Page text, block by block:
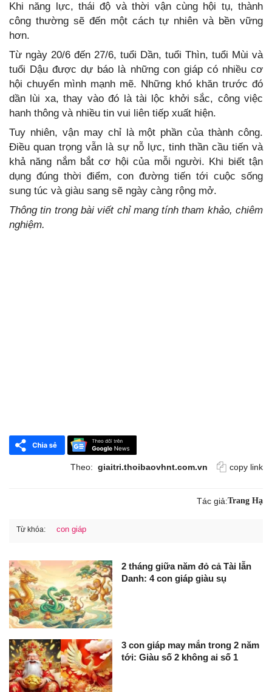
Khi năng lực, thái độ và thời vận cùng hội tụ, thành
công thường sẽ đến một cách tự nhiên và bền vững
hơn.
Từ ngày 20/6 đến 27/6, tuổi Dần, tuổi Thìn, tuổi Mùi và
tuổi Dậu được dự báo là những con giáp có nhiều cơ
hội chuyển mình mạnh mẽ. Những khó khăn trước đó
dần lùi xa, thay vào đó là tài lộc khởi sắc, công việc
hanh thông và nhiều tin vui liên tiếp xuất hiện.
Tuy nhiên, vận may chỉ là một phần của thành công.
Điều quan trọng vẫn là sự nỗ lực, tinh thần cầu tiến và
khả năng nắm bắt cơ hội của mỗi người. Khi biết tận
dụng đúng thời điểm, con đường tiến tới cuộc sống
sung túc và giàu sang sẽ ngày càng rộng mở.
Thông tin trong bài viết chỉ mang tính tham khảo, chiêm
nghiệm.
Theo: giaitri.thoibaovhnt.com.vn copy link
Tác giả:Trang Hạ
Từ khóa: con giáp
2 tháng giữa năm đỏ cả Tài lẫn
Danh: 4 con giáp giàu sụ
3 con giáp may mắn trong 2 năm
tới: Giàu số 2 không ai số 1